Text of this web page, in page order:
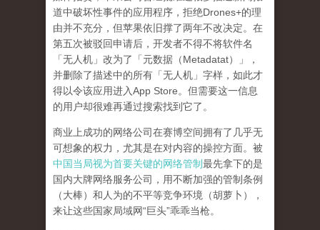
道中破坏性事件的应用程序，拒绝Drones+的理
由并不充分，但苹果依旧撑了两年不改决定。在
第五次被驳回申请后，开发者不得不将软件名
「无人机」改为了「元数据（Metadatat）」，
并删除了描述中的所有「无人机」字样，如此才
得以令该应用进入App Store。但需要这一信息
的用户却很难再通过搜索找到它了。
商业上成功的网络公司在赛博空间拥有了几乎无
可想象的权力，尤其是在对内容的操控方面。被
中国当局视为首要关键的网络管制最先拿下的是
国内大牌网络服务公司 ，用不断加强的管制条例
（大棒）和人为的不平等竞争环境（胡萝卜），
来让这些国家局域网“巨头”乖乖当枪。